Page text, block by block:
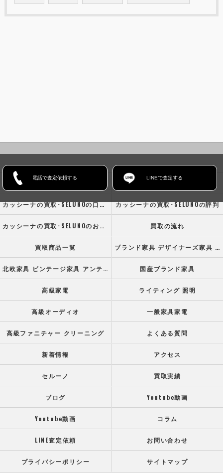
電話で査定依頼する LINEで査定する
ホーム コンセプト
カッシーナの買取･SELUNOの口コミ情報 カッシーナの買取･SELUNOの評判
カッシーナの買取･SELUNOのお客様の声 買取の流れ
買取商品一覧 ブランド家具 デザイナーズ家具 高級オフィス家具
北欧家具 ビンテージ家具 アンティーク家具 国産ブランド家具
高級家電 ライティング 照明
高級オーディオ 一般家具家電
高級ファニチャー クリーニング よくある質問
新着情報 アクセス
セルーノ 買取実績
ブログ Youtube動画
Youtube動画 コラム
LINE査定依頼 お問い合わせ
プライバシーポリシー サイトマップ